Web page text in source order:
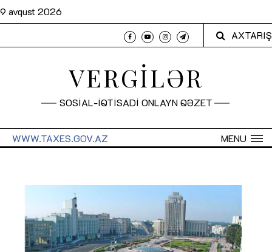
9 avqust 2026
AXTARIŞ
VERGİLƏR
SOSİAL-İQTİSADİ ONLAYN QƏZET
MENU
WWW.TAXES.GOV.AZ